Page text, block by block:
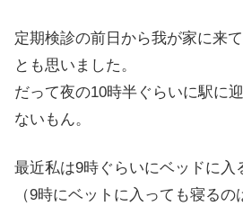
定期検診の前日から我が家に来
とも思いました。
だって夜の10時半ぐらいに駅に
ないもん。
最近私は9時ぐらいにベッドに入
（9時にベットに入っても寝るの